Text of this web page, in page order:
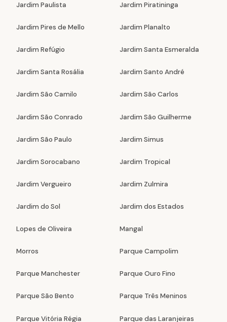
Jardim Paulista Jardim Piratininga
Jardim Pires de Mello Jardim Planalto
Jardim Refúgio Jardim Santa Esmeralda
Jardim Santa Rosália Jardim Santo André
Jardim São Camilo Jardim São Carlos
Jardim São Conrado Jardim São Guilherme
Jardim São Paulo Jardim Simus
Jardim Sorocabano Jardim Tropical
Jardim Vergueiro Jardim Zulmira
Jardim do Sol Jardim dos Estados
Lopes de Oliveira Mangal
Morros Parque Campolim
Parque Manchester Parque Ouro Fino
Parque São Bento Parque Três Meninos
Parque Vitória Régia Parque das Laranjeiras